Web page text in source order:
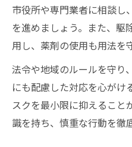
市役所や専門業者に相談し
を進めましょう。また、駆
用し、薬剤の使用も用法を
法令や地域のルールを守り
にも配慮した対応を心がけ
スクを最小限に抑えること
識を持ち、慎重な行動を徹